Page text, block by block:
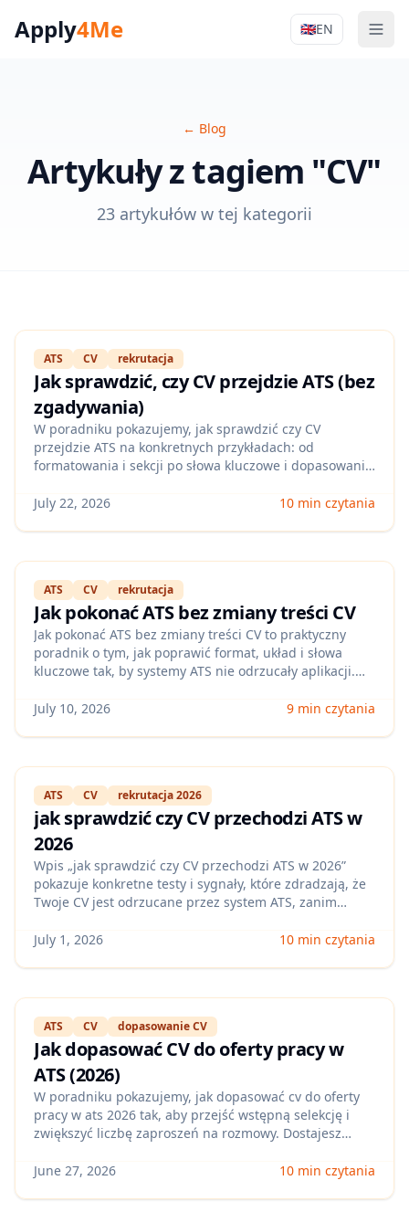
Apply4Me 🇬🇧EN
Apply4Me
← Blog
Artykuły z tagiem "CV"
23 artykułów w tej kategorii
ATS CV rekrutacja
Jak sprawdzić, czy CV przejdzie ATS (bez
zgadywania)
W poradniku pokazujemy, jak sprawdzić czy CV
przejdzie ATS na konkretnych przykładach: od
formatowania i sekcji po słowa kluczowe i dopasowanie
ryzykowne elementy, które obniżają wynik, i jak je
July 22, 2026 10 min czytania
ATS CV rekrutacja
Jak pokonać ATS bez zmiany treści CV
Jak pokonać ATS bez zmiany treści CV to praktyczny
poradnik o tym, jak poprawić format, układ i słowa
kluczowe tak, by systemy ATS nie odrzucały aplikacji.
szybkie testy oraz jak Apply4Me ocenia i podbija
July 10, 2026 9 min czytania
ATS CV rekrutacja 2026
jak sprawdzić czy CV przechodzi ATS w
2026
Wpis „jak sprawdzić czy CV przechodzi ATS w 2026”
pokazuje konkretne testy i sygnały, które zdradzają, że
Twoje CV jest odrzucane przez system ATS, zanim
polskich ofert, plus sposób na szybkie sprawdzanie
July 1, 2026 10 min czytania
ATS CV dopasowanie CV
Jak dopasować CV do oferty pracy w
ATS (2026)
W poradniku pokazujemy, jak dopasować cv do oferty
pracy w ats 2026 tak, aby przejść wstępną selekcję i
zwiększyć liczbę zaproszeń na rozmowy. Dostajesz
obniżają wynik dopasowania.
June 27, 2026 10 min czytania